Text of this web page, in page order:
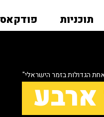
תוכניות
הגדולות בזמר הישראלי"
ארבע